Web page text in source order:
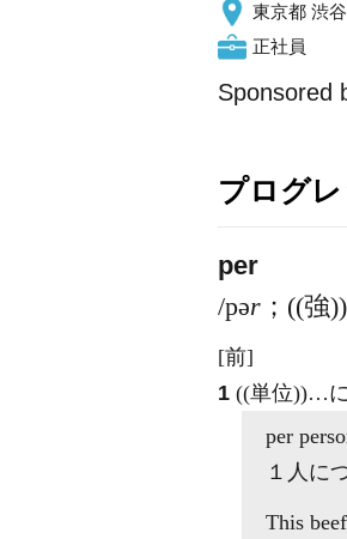
東京都 渋
正社員
Sponsored
プログ
per
/pər ；((強
[前]
1 ((単位))…
per
１人に
This